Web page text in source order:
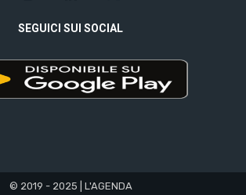
SEGUICI SUI SOCIAL
© 2019 - 2025 | L'AGENDA